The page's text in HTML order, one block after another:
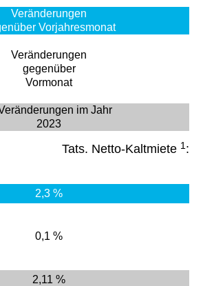
Veränderungen
Vorjahresmonat
Veränderungen
gegenüber
Vormonat
im Jahr
2023
Tats. Netto-Kaltmiete 1 :
2,3 %
0,1 %
2,11 %